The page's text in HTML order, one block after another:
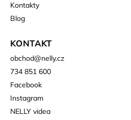
Kontakty
Blog
KONTAKT
obchod@nelly.cz
734 851 600
Facebook
Instagram
NELLY videa